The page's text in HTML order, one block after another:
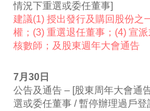
情況下重選或委任董事]
建議(1) 授出發行及購回股份之
權；(3) 重選退任董事；(4) 宣
核數師；及股東週年大會通告
7月30日
公告及通告 – [股東周年大會通
選或委任董事 / 暫停辦理過戶